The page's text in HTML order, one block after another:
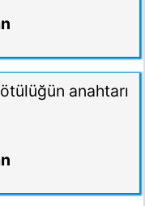
anahtarı